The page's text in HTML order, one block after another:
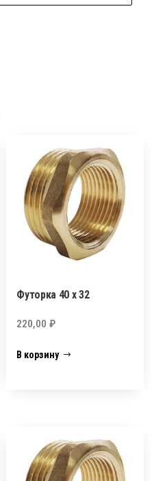
Футорка 40 х 32
220,00₽
В корзину